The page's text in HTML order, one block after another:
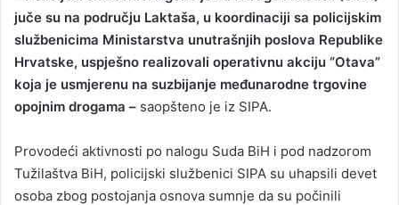
juče su na području Laktaša, u koordinaciji sa policijskim
službenicima Ministarstva unutrašnjih poslova Republike
Hrvatske, uspješno realizovali operativnu akciju “Otava”
koja je usmjerenu na suzbijanje međunarodne trgovine
opojnim drogama – saopšteno je iz SIPA.
Provodeći aktivnosti po nalogu Suda BiH i pod nadzorom
Tužilaštva BiH, policijski službenici SIPA su uhapsili devet
osoba zbog postojanja osnova sumnje da su počinili